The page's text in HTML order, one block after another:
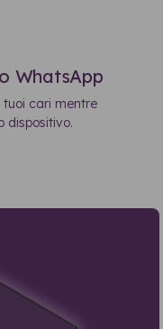
WhatsApp
tuoi cari mentre
dispositivo.